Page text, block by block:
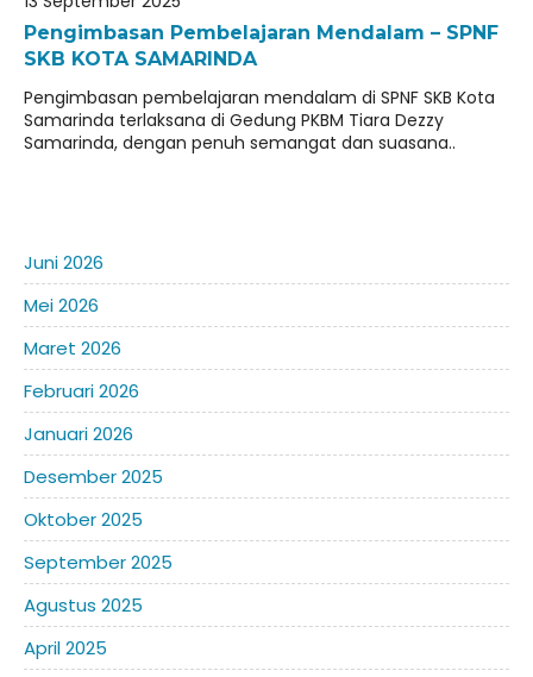
kurikulum skb kota samarinda20252026
JADWAL UJIAN SUMATIF TAHUN 2025/2026
Pengimbasan Pembelajaran Mendalam – SPNF
SKB KOTA SAMARINDA
Pengimbasan pembelajaran mendalam di SPNF SKB Kota
Samarinda terlaksana di Gedung PKBM Tiara Dezzy
Samarinda, dengan penuh semangat dan suasana..
Juni 2026
Mei 2026
Maret 2026
Februari 2026
Januari 2026
Desember 2025
Oktober 2025
September 2025
Agustus 2025
April 2025